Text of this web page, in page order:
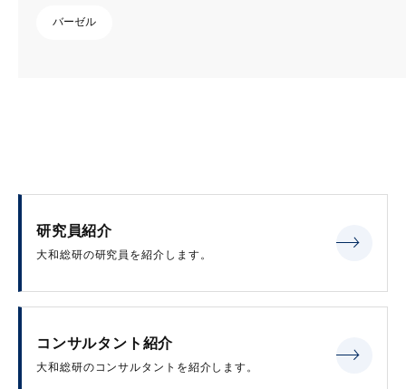
バーゼル
研究員紹介
大和総研の研究員を紹介します。
コンサルタント紹介
大和総研のコンサルタントを紹介します。